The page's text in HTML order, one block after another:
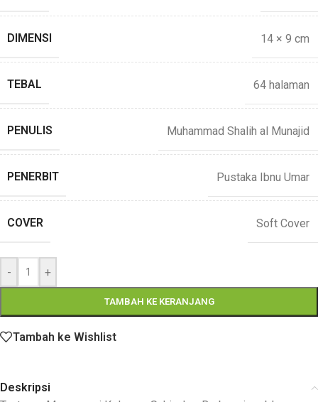
DIMENSI 14 × 9 cm
TEBAL 64 halaman
PENULIS Muhammad Shalih al Munajid
PENERBIT Pustaka Ibnu Umar
COVER Soft Cover
- +
TAMBAH KE KERANJANG
Tambah ke Wishlist
Deskripsi